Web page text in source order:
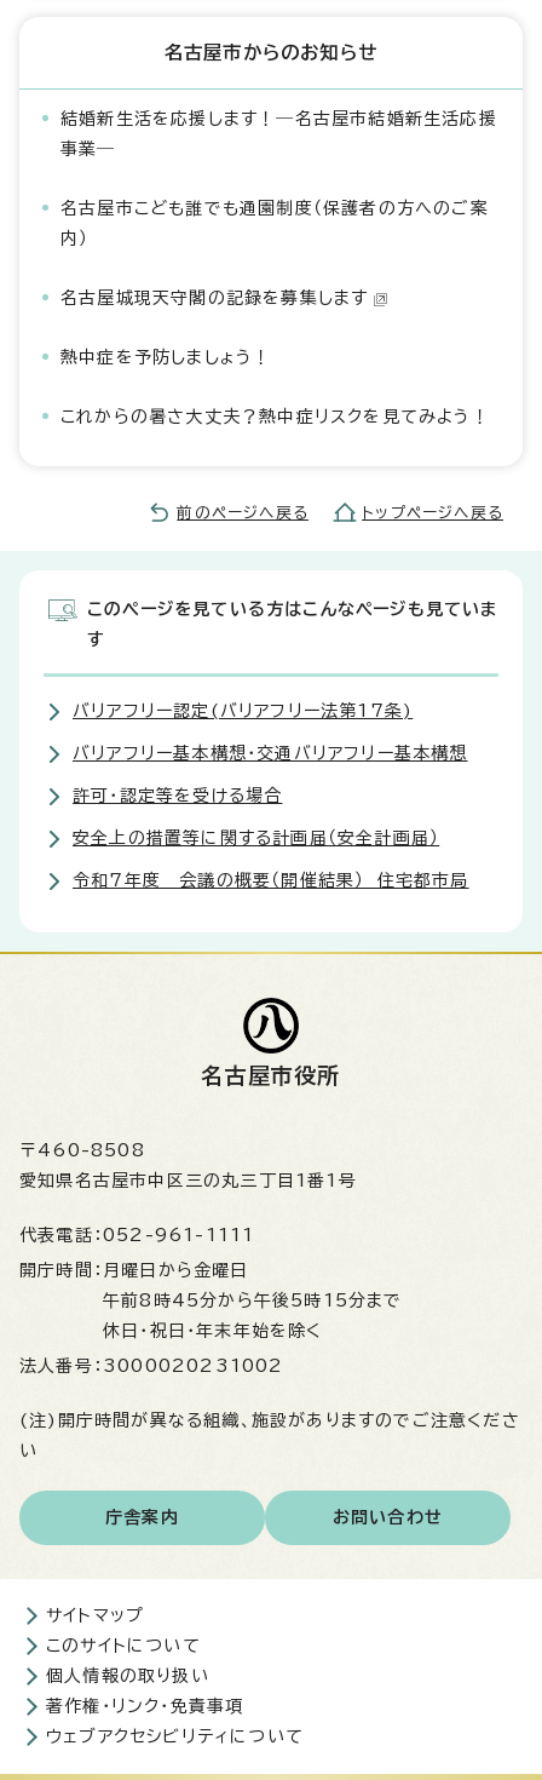
名古屋市からのお知らせ
結婚新生活を応援します！―名古屋市結婚新生活応援
事業―
名古屋市こども誰でも通園制度（保護者の方へのご案
内）
名古屋城現天守閣の記録を募集します
熱中症を予防しましょう！
これからの暑さ大丈夫？熱中症リスクを見てみよう！
前のページへ戻る トップページへ戻る
このページを見ている方はこんなページも見ていま
す
バリアフリー認定(バリアフリー法第17条)
バリアフリー基本構想・交通バリアフリー基本構想
許可・認定等を受ける場合
安全上の措置等に関する計画届（安全計画届）
令和7年度 会議の概要（開催結果） 住宅都市局
名古屋市役所
〒460-8508
愛知県名古屋市中区三の丸三丁目1番1号
代表電話： 052-961-1111
開庁時間： 月曜日から金曜日
午前8時45分から午後5時15分まで
休日・祝日・年末年始を除く
法人番号： 3000020231002
(注)開庁時間が異なる組織、施設がありますのでご注意くださ
い
庁舎案内 お問い合わせ
サイトマップ
このサイトについて
個人情報の取り扱い
著作権・リンク・免責事項
ウェブアクセシビリティについて